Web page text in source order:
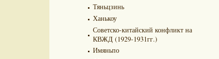
Тяньцзинь
Ханькоу
Советско-китайский конфликт на
КВЖД (1929-1931гг.)
Имяньпо